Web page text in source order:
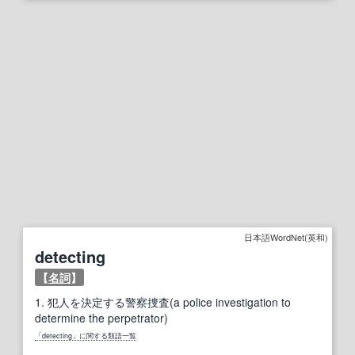
日本語WordNet(英和)
detecting
【名詞】
1. 犯人を決定する警察捜査(a police investigation to
determine the perpetrator)
「detecting」に関する類語一覧